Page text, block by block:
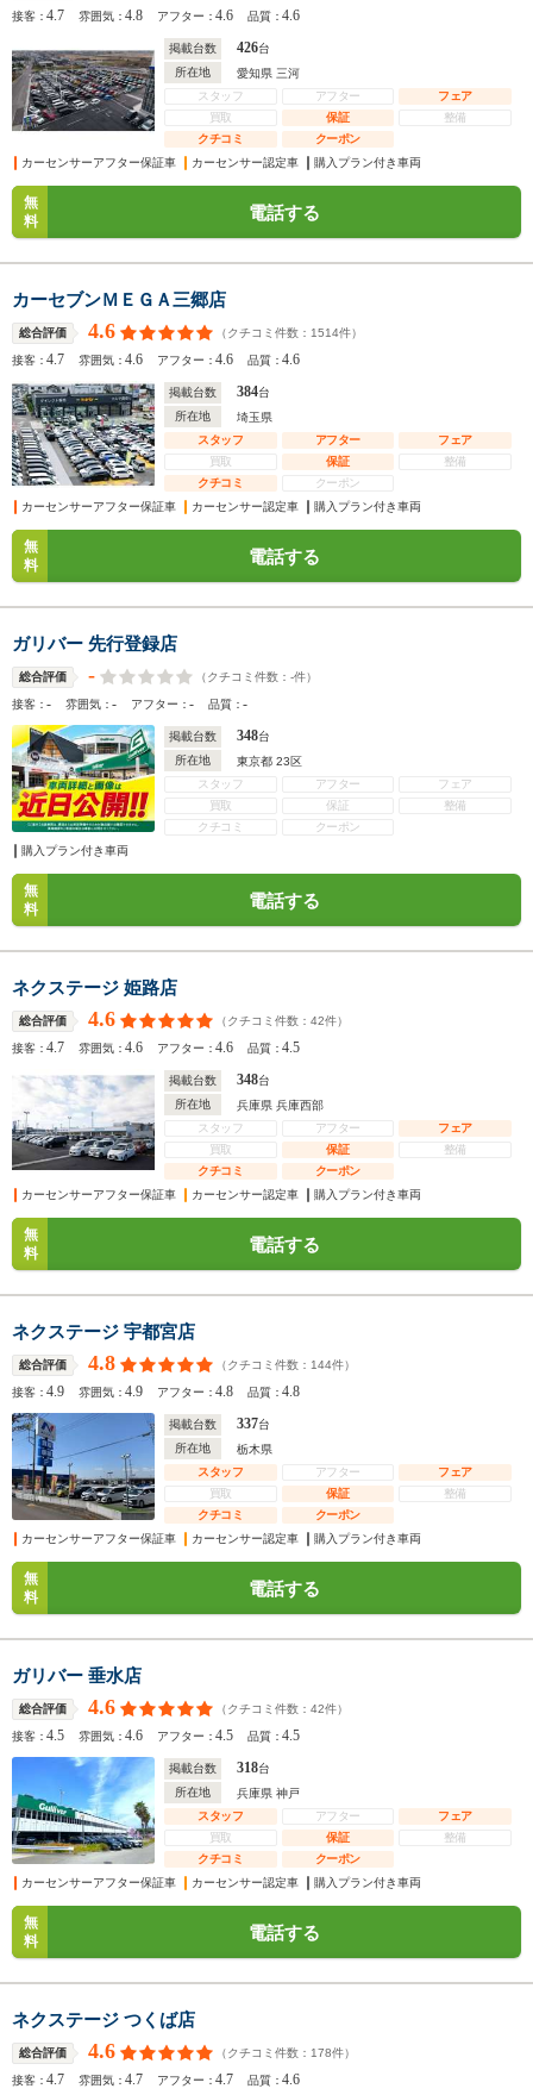
接客：4.7 雰囲気：4.8 アフター：4.6 品質：4.6
掲載台数 426台
所在地
愛知県 三河
スタッフ
アフター
フェア
買取
保証
整備
クチコミ
クーポン
カーセンサーアフター保証車
カーセンサー認定車 購入プラン付き車両
無
料
電話する
カーセブンＭＥＧＡ三郷店
総合評価 4.6 （クチコミ件数： 1514件）
接客：4.7 雰囲気：4.6 アフター：4.6 品質：4.6
掲載台数 384台
所在地
埼玉県
スタッフ
アフター
フェア
買取
保証
整備
クチコミ
クーポン
カーセンサーアフター保証車
カーセンサー認定車 購入プラン付き車両
無
料
電話する
ガリバー 先行登録店
総合評価 - （クチコミ件数： -件）
接客：- 雰囲気：- アフター：- 品質：-
掲載台数 348台
所在地
東京都 23区
スタッフ
アフター
フェア
買取
保証
整備
クチコミ
クーポン
購入プラン付き車両
無
料
電話する
ネクステージ 姫路店
総合評価 4.6 （クチコミ件数： 42件）
接客：4.7 雰囲気：4.6 アフター：4.6 品質：4.5
掲載台数 348台
所在地
兵庫県 兵庫西部
スタッフ
アフター
フェア
買取
保証
整備
クチコミ
クーポン
カーセンサーアフター保証車
カーセンサー認定車 購入プラン付き車両
無
料
電話する
ネクステージ 宇都宮店
総合評価 4.8 （クチコミ件数： 144件）
接客：4.9 雰囲気：4.9 アフター：4.8 品質：4.8
掲載台数 337台
所在地
栃木県
スタッフ
アフター
フェア
買取
保証
整備
クチコミ
クーポン
カーセンサーアフター保証車
カーセンサー認定車 購入プラン付き車両
無
料
電話する
ガリバー 垂水店
総合評価 4.6 （クチコミ件数： 42件）
接客：4.5 雰囲気：4.6 アフター：4.5 品質：4.5
掲載台数 318台
所在地
兵庫県 神戸
スタッフ
アフター
フェア
買取
保証
整備
クチコミ
クーポン
カーセンサーアフター保証車
カーセンサー認定車 購入プラン付き車両
無
料
電話する
ネクステージ つくば店
総合評価 4.6 （クチコミ件数： 178件）
接客：4.7 雰囲気：4.7 アフター：4.7 品質：4.6